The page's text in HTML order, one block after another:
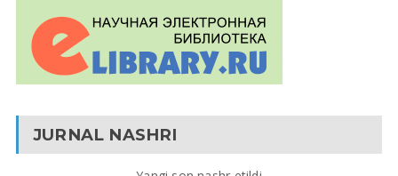
JURNAL NASHRI